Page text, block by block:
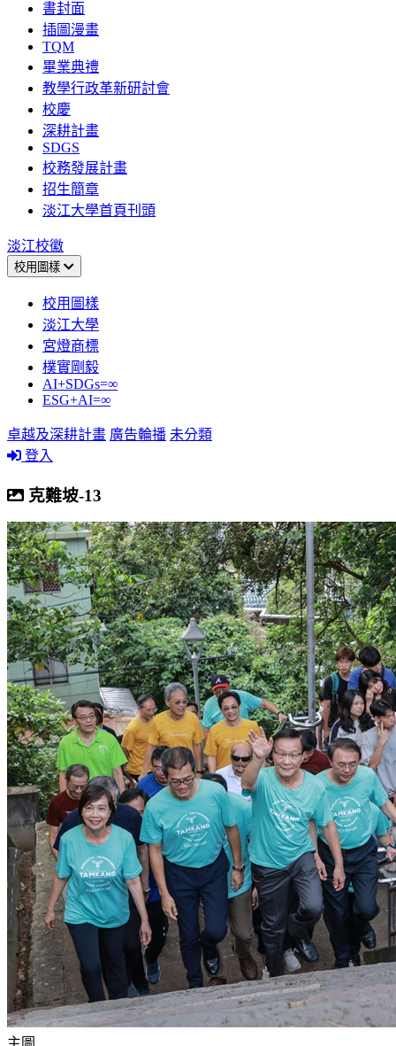
書封面
插圖漫畫
TQM
畢業典禮
教學行政革新研討會
校慶
深耕計畫
SDGS
校務發展計畫
招生簡章
淡江大學首頁刊頭
淡江校徽
校用圖樣
校用圖樣
淡江大學
宮燈商標
樸實剛毅
AI+SDGs=∞
ESG+AI=∞
卓越及深耕計畫 廣告輪播 未分類
登入
克難坡-13